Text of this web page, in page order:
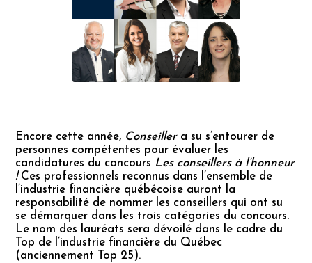
Encore cette année, Conseillera su s’entourer de
personnes compétentes pour évaluer les
candidatures du concours Les conseillers à l’honneur
!Ces professionnels reconnus dans l’ensemble de
l’industrie financière québécoise auront la
responsabilité de nommer les conseillers qui ont su
se démarquer dans les trois catégories du concours.
Le nom des lauréats sera dévoilé dans le cadre du
Top de l’industrie financière du Québec
(anciennement Top 25).